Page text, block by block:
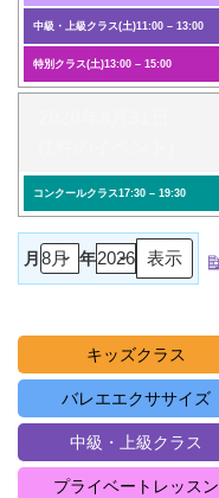
中級・上級クラス(土)11:00 – 13:00
特別クラス(土)13:00 – 15:00
コンクールクラス17:30 – 19:30
月 年
キッズクラス
バレエエクササイズ
中級・上級クラス
プライベートレッスン